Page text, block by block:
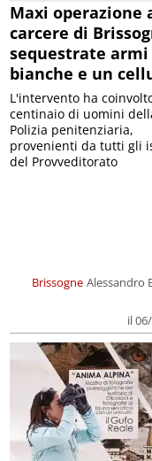
Maxi operazione
carcere di
sequestrate armi
bianche e un
Brissogne Alessandro
il
L'intervento ha
centinaio di uomini
Polizia penitenziaria,
provenienti da tutti gli
del Provveditorato